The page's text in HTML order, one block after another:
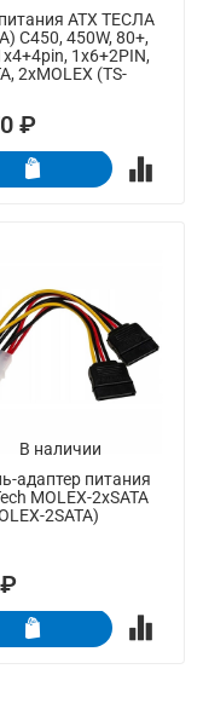
ATX ТЕСЛА
C450, 450W, 80+,
1x6+2PIN,
2xMOLEX (TS-
₽
В наличии
адаптер питания
MOLEX-2xSATA
2SATA)